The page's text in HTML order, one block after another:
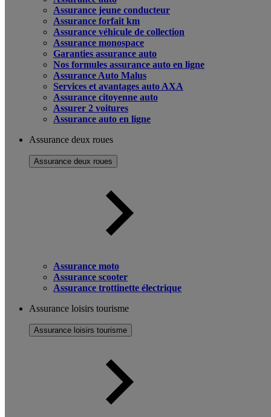
Assurance jeune conducteur
Assurance forfait km
Assurance véhicule de collection
Assurance monospace
Garanties assurance auto
Nos formules assurance auto en ligne
Assurance Auto Malus
Services et avantages auto AXA
Assurance citoyenne auto
Assurer 2 voitures
Assurance auto en ligne
Assurance deux roues
Assurance deux roues
Assurance moto
Assurance scooter
Assurance trottinette électrique
Assurance loisirs tourisme
Assurance loisirs tourisme